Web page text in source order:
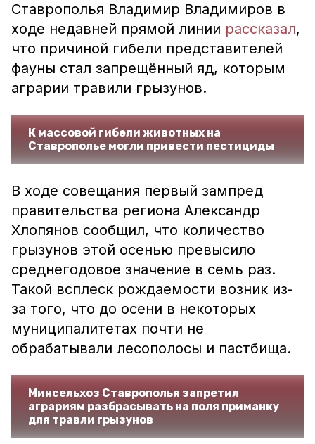
Ставрополья Владимир Владимиров в
ходе недавней прямой линии рассказал,
что причиной гибели представителей
фауны стал запрещённый яд, которым
аграрии травили грызунов.
К массовой гибели животных на
Ставрополье могли привести пестициды
В ходе совещания первый зампред
правительства региона Александр
Хлопянов сообщил, что количество
грызунов этой осенью превысило
среднегодовое значение в семь раз.
Такой всплеск рождаемости возник из-
за того, что до осени в некоторых
муниципалитетах почти не
обрабатывали лесополосы и пастбища.
Минсельхоз Ставрополья запретил
аграриям разбрасывать на поля приманку
для травли грызунов